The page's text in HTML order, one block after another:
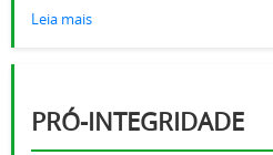
Leia mais
PRÓ-INTEGRIDADE